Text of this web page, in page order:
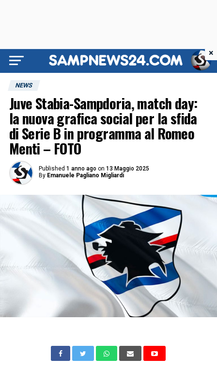
NEWS
Juve Stabia-Sampdoria, match day:
la nuova grafica social per la sfida
di Serie B in programma al Romeo
Menti – FOTO
Published 1 anno ago on 13 Maggio 2025
By Emanuele Pagliano Migliardi
×